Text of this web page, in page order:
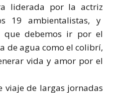
liderada por la actriz
19 ambientalistas, y
que debemos ir por el
de agua como el colibrí,
vida y amor por el
viaje de largas jornadas